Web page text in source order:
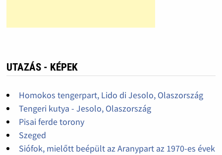
UTAZÁS - KÉPEK
Homokos tengerpart, Lido di Jesolo, Olaszország
Tengeri kutya - Jesolo, Olaszország
Pisai ferde torony
Szeged
Siófok, mielőtt beépült az Aranypart az 1970-es évek